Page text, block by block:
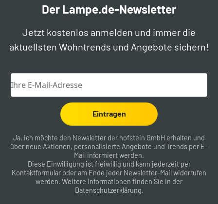
Der Lampe.de-Newsletter
Jetzt kostenlos anmelden und immer die
aktuellsten Wohntrends und Angebote sichern!
Eintragen
Ja, ich möchte den Newsletter der hofstein GmbH erhalten und
über neue Aktionen, personalisierte Angebote und Trends per E-
Mail informiert werden.
Diese Einwilligung ist freiwillig und kann jederzeit per
Kontaktformular oder am Ende jeder Newsletter-Mail widerrufen
werden. Weitere Informationen finden Sie in der
Datenschutzerklärung.